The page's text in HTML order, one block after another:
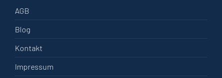
AGB
Blog
Kontakt
Impressum